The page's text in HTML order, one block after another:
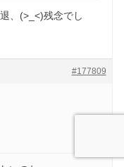
、(>_<)残念でし
#177809